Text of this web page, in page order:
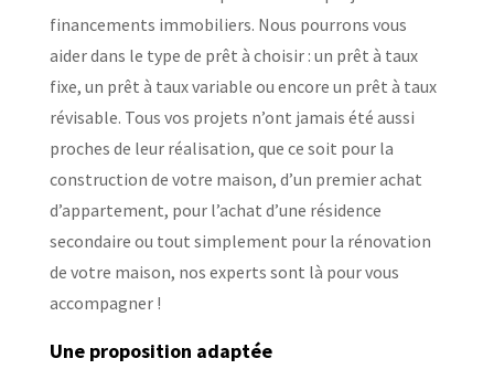
financements immobiliers. Nous pourrons vous
aider dans le type de prêt à choisir : un prêt à taux
fixe, un prêt à taux variable ou encore un prêt à taux
révisable. Tous vos projets n’ont jamais été aussi
proches de leur réalisation, que ce soit pour la
construction de votre maison, d’un premier achat
d’appartement, pour l’achat d’une résidence
secondaire ou tout simplement pour la rénovation
de votre maison, nos experts sont là pour vous
accompagner !
Une proposition adaptée